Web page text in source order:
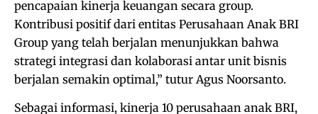
pencapaian kinerja keuangan secara group.
Kontribusi positif dari entitas Perusahaan Anak BRI
Group yang telah berjalan menunjukkan bahwa
strategi integrasi dan kolaborasi antar unit bisnis
berjalan semakin optimal,” tutur Agus Noorsanto.
Sebagai informasi, kinerja 10 perusahaan anak BRI,